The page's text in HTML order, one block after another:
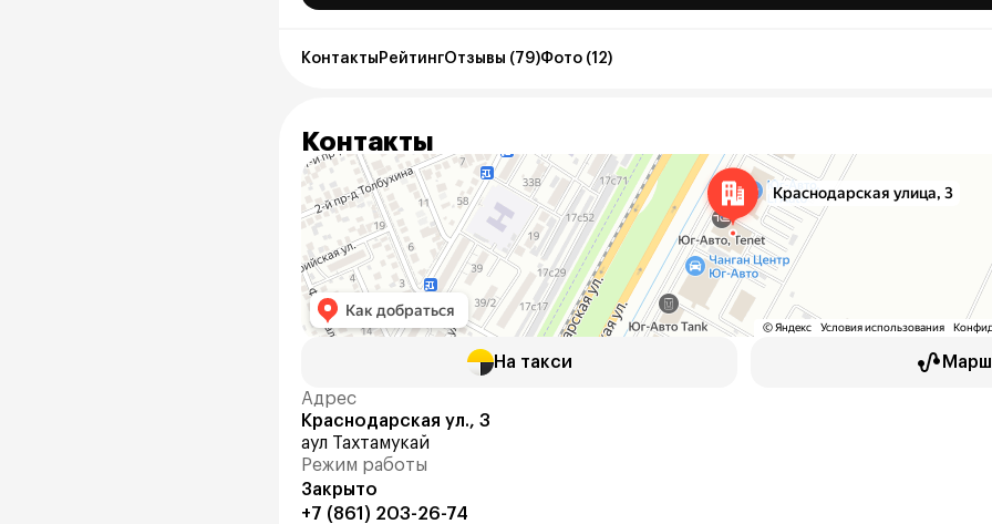
Контакты РейтингОтзывы (79)Фото (12)
Контакты
На такси
Адрес
Краснодарская ул., 3
аул Тахтамукай
Режим работы
Закрыто
+7 (861) 203-26-74